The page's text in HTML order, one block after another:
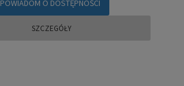
POWIADOM O DOSTĘPNOŚCI
SZCZEGÓŁY